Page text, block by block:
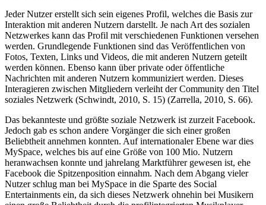
Jeder Nutzer erstellt sich sein eigenes Profil, welches die Basis zur
Interaktion mit anderen Nutzern darstellt. Je nach Art des sozialen
Netzwerkes kann das Profil mit verschiedenen Funktionen versehen
werden. Grundlegende Funktionen sind das Veröffentlichen von
Fotos, Texten, Links und Videos, die mit anderen Nutzern geteilt
werden können. Ebenso kann über private oder öffentliche
Nachrichten mit anderen Nutzern kommuniziert werden. Dieses
Interagieren zwischen Mitgliedern verleiht der Community den Titel
soziales Netzwerk (Schwindt, 2010, S. 15) (Zarrella, 2010, S. 66).
Das bekannteste und größte soziale Netzwerk ist zurzeit Facebook.
Jedoch gab es schon andere Vorgänger die sich einer großen
Beliebtheit annehmen konnten. Auf internationaler Ebene war dies
MySpace, welches bis auf eine Größe von 100 Mio. Nutzern
heranwachsen konnte und jahrelang Marktführer gewesen ist, ehe
Facebook die Spitzenposition einnahm. Nach dem Abgang vieler
Nutzer schlug man bei MySpace in die Sparte des Social
Entertainments ein, da sich dieses Netzwerk ohnehin bei Musikern